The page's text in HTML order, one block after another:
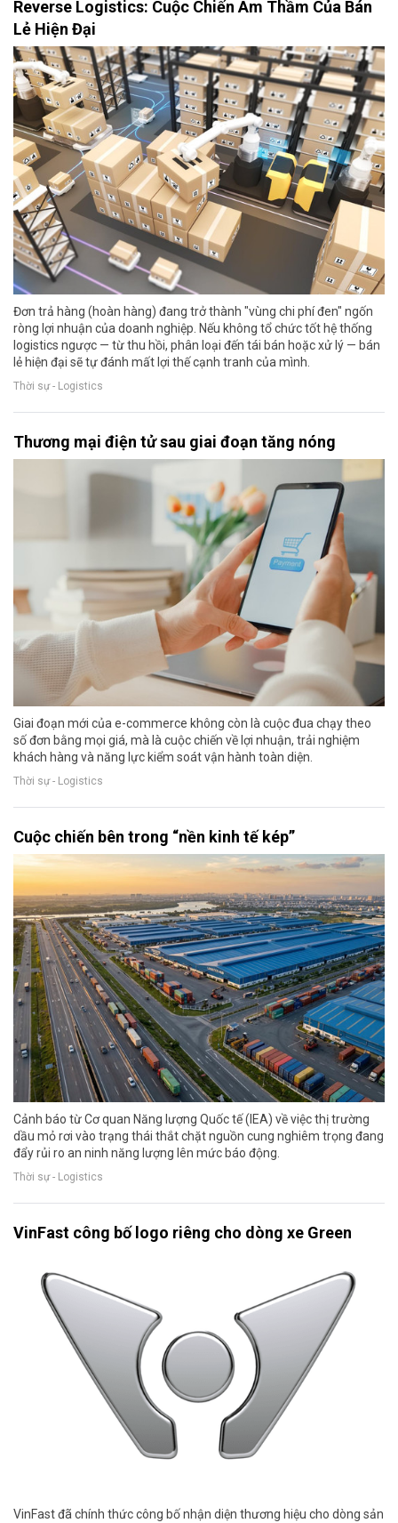
Reverse Logistics: Cuộc Chiến Âm Thầm Của Bán
Lẻ Hiện Đại
Đơn trả hàng (hoàn hàng) đang trở thành "vùng chi phí đen" ngốn
ròng lợi nhuận của doanh nghiệp. Nếu không tổ chức tốt hệ thống
logistics ngược — từ thu hồi, phân loại đến tái bán hoặc xử lý — bán
lẻ hiện đại sẽ tự đánh mất lợi thế cạnh tranh của mình.
Thời sự - Logistics
Thương mại điện tử sau giai đoạn tăng nóng
Giai đoạn mới của e-commerce không còn là cuộc đua chạy theo
số đơn bằng mọi giá, mà là cuộc chiến về lợi nhuận, trải nghiệm
khách hàng và năng lực kiểm soát vận hành toàn diện.
Thời sự - Logistics
Cuộc chiến bên trong “nền kinh tế kép”
Cảnh báo từ Cơ quan Năng lượng Quốc tế (IEA) về việc thị trường
dầu mỏ rơi vào trạng thái thắt chặt nguồn cung nghiêm trọng đang
đẩy rủi ro an ninh năng lượng lên mức báo động.
Thời sự - Logistics
VinFast công bố logo riêng cho dòng xe Green
VinFast đã chính thức công bố nhận diện thương hiệu cho dòng sản